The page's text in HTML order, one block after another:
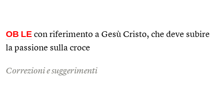
OB LE con riferimento a Gesù Cristo, che deve subire
la passione sulla croce
Correzioni e suggerimenti